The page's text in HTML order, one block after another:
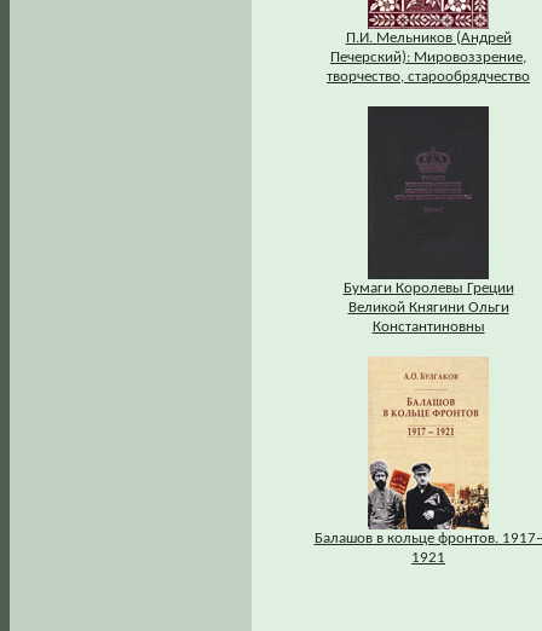
П.И. Мельников (Андрей
Печерский): Мировоззрение,
творчество, старообрядчество
Бумаги Королевы Греции
Великой Княгини Ольги
Константиновны
Балашов в кольце фронтов. 1917–
1921